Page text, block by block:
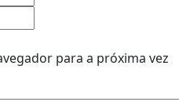
para a próxima vez